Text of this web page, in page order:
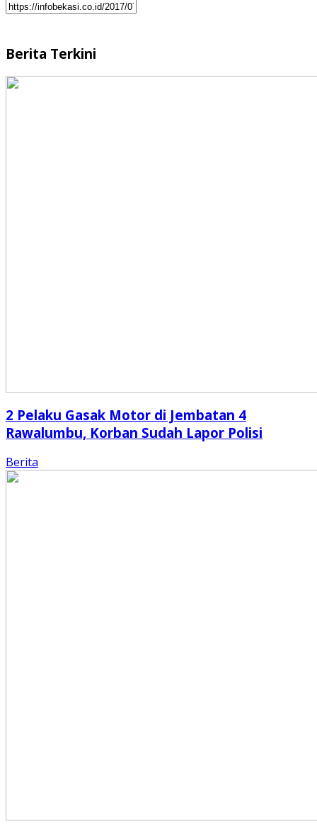
Berita Terkini
2 Pelaku Gasak Motor di Jembatan 4
Rawalumbu, Korban Sudah Lapor Polisi
Berita